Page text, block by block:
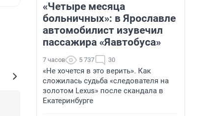
«Четыре месяца
больничных»: в Ярославле
автомобилист изувечил
пассажира «Яавтобуса»
7 часов 5 737 30
«Не хочется в это верить». Как
сложилась судьба «следователя на
золотом Lexus» после скандала в
Екатеринбурге